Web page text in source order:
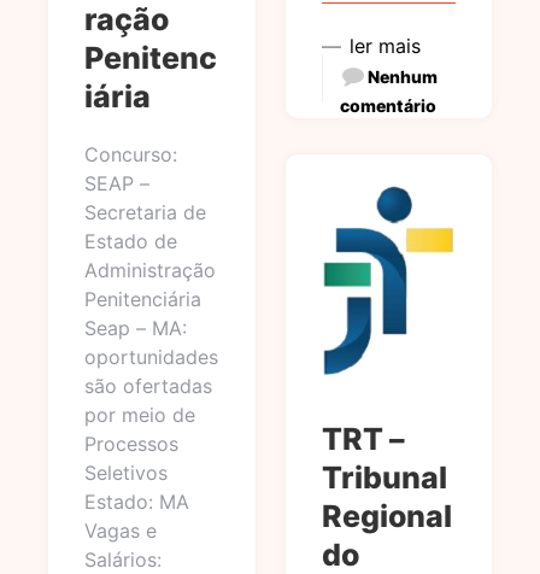
ração
Penitenc
iária
Concurso:
SEAP –
Secretaria de
Estado de
Administração
Penitenciária
Seap – MA:
oportunidades
são ofertadas
por meio de
Processos
Seletivos
Estado: MA
Vagas e
Salários:
ler mais
Nenhum
comentário
TRT –
Tribunal
Regional
do